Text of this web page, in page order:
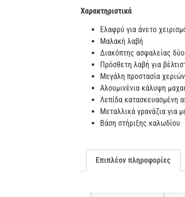
Χαρακτηριστικά
Ελαφρύ για άνετο
Μαλακή λαβή
Διακόπτης ασφαλείας
Πρόσθετη λαβή για
Μεγάλη προστασία χεριών
Αλουμινένια κάλυψη
Λεπίδα κατασκευασμένη
Μεταλλικά γρανάζια για
Βάση στήριξης καλωδίου
Επιπλέον πληροφορίες